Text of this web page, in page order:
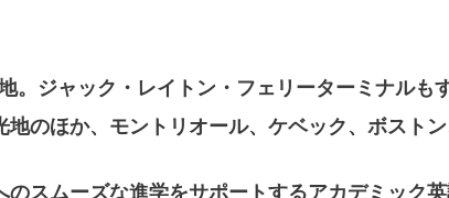
。ジャック・レイトン・フェリーターミナルも
のほか、モントリオール、ケベック、ボスト
のスムーズな進学をサポートするアカデミック